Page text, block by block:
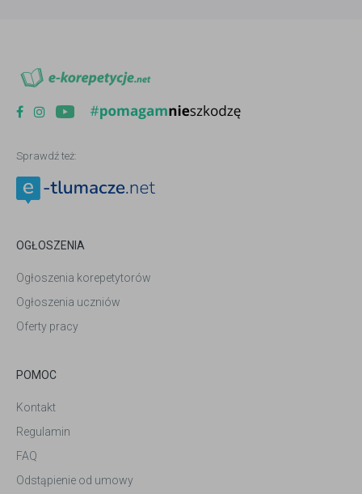
Sprawdź też:
OGŁOSZENIA
Ogłoszenia korepetytorów
Ogłoszenia uczniów
Oferty pracy
POMOC
Kontakt
Regulamin
FAQ
Odstąpienie od umowy